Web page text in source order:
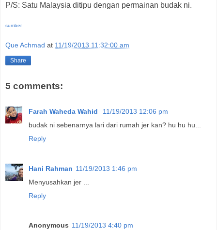
P/S: Satu Malaysia ditipu dengan permainan budak ni.
sumber
Que Achmad at 11/19/2013 11:32:00 am
Share
5 comments:
Farah Waheda Wahid
11/19/2013 12:06 pm
budak ni sebenarnya lari dari rumah jer kan? hu hu hu...
Reply
Hani Rahman 11/19/2013 1:46 pm
Menyusahkan jer ...
Reply
Anonymous 11/19/2013 4:40 pm